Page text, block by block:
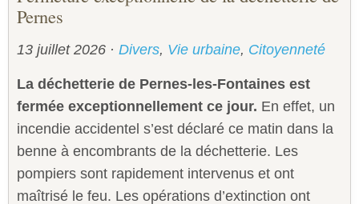
Pernes
13 juillet 2026 · Divers, Vie urbaine, Citoyenneté
La déchetterie de Pernes-les-Fontaines est
fermée exceptionnellement ce jour. En effet, un
incendie accidentel s’est déclaré ce matin dans la
benne à encombrants de la déchetterie. Les
pompiers sont rapidement intervenus et ont
maîtrisé le feu. Les opérations d’extinction ont